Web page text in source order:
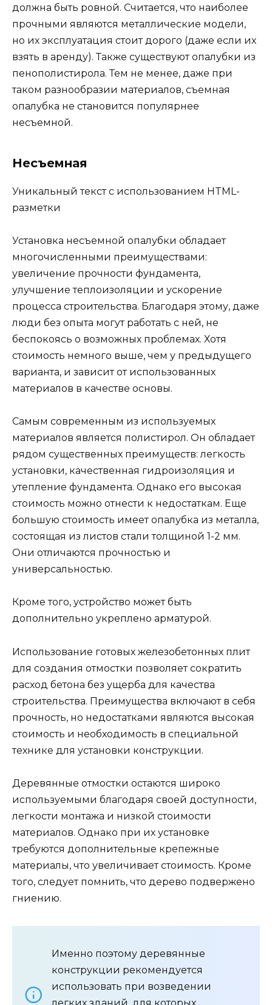
должна быть ровной. Считается, что наиболее
прочными являются металлические модели,
но их эксплуатация стоит дорого (даже если их
взять в аренду). Также существуют опалубки из
пенополистирола. Тем не менее, даже при
таком разнообразии материалов, съемная
опалубка не становится популярнее
несъемной.
Несъемная
Уникальный текст с использованием HTML-
разметки
Установка несъемной опалубки обладает
многочисленными преимуществами:
увеличение прочности фундамента,
улучшение теплоизоляции и ускорение
процесса строительства. Благодаря этому, даже
люди без опыта могут работать с ней, не
беспокоясь о возможных проблемах. Хотя
стоимость немного выше, чем у предыдущего
варианта, и зависит от использованных
материалов в качестве основы.
Самым современным из используемых
материалов является полистирол. Он обладает
рядом существенных преимуществ: легкость
установки, качественная гидроизоляция и
утепление фундамента. Однако его высокая
стоимость можно отнести к недостаткам. Еще
большую стоимость имеет опалубка из металла,
состоящая из листов стали толщиной 1-2 мм.
Они отличаются прочностью и
универсальностью.
Кроме того, устройство может быть
дополнительно укреплено арматурой.
Использование готовых железобетонных плит
для создания отмостки позволяет сократить
расход бетона без ущерба для качества
строительства. Преимущества включают в себя
прочность, но недостатками являются высокая
стоимость и необходимость в специальной
технике для установки конструкции.
Деревянные отмостки остаются широко
используемыми благодаря своей доступности,
легкости монтажа и низкой стоимости
материалов. Однако при их установке
требуются дополнительные крепежные
материалы, что увеличивает стоимость. Кроме
того, следует помнить, что дерево подвержено
гниению.
Именно поэтому деревянные
конструкции рекомендуется
использовать при возведении